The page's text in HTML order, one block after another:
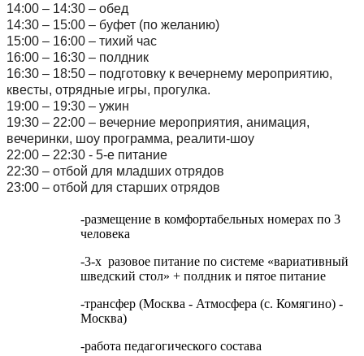
14:00 – 14:30 – обед
14:30 – 15:00 – буфет (по желанию)
15:00 – 16:00 – тихий час
16:00 – 16:30 – полдник
16:30 – 18:50 – подготовку к вечернему мероприятию,
квесты, отрядные игры, прогулка.
19:00 – 19:30 – ужин
19:30 – 22:00 – вечерние мероприятия, анимация,
вечеринки, шоу программа, реалити-шоу
22:00 – 22:30 - 5-е питание
22:30 – отбой для младших отрядов
23:00 – отбой для старших отрядов
-размещение в комфортабельных номерах по 3
человека
-3-х разовое питание по системе «вариативный
шведский стол» + полдник и пятое питание
-трансфер (Москва - Атмосфера (с. Комягино) -
Москва)
-работа педагогического состава